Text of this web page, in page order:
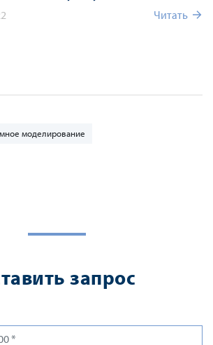
Читать
моделирование
запрос